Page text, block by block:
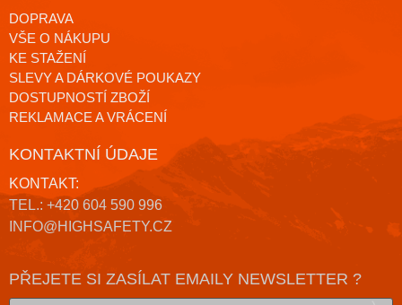
DOPRAVA
VŠE O NÁKUPU
KE STAŽENÍ
SLEVY A DÁRKOVÉ POUKAZY
DOSTUPNOSTÍ ZBOŽÍ
REKLAMACE A VRÁCENÍ
KONTAKTNÍ ÚDAJE
KONTAKT:
TEL.: +420 604 590 996
INFO@HIGHSAFETY.CZ
PŘEJETE SI ZASÍLAT EMAILY NEWSLETTER ?